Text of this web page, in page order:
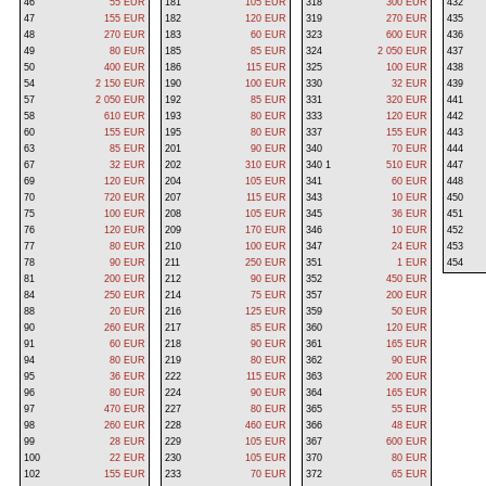
46
55 EUR
47
155 EUR
48
270 EUR
49
80 EUR
50
400 EUR
54
2 150 EUR
57
2 050 EUR
58
610 EUR
60
155 EUR
63
85 EUR
67
32 EUR
69
120 EUR
70
720 EUR
75
100 EUR
76
120 EUR
77
80 EUR
78
90 EUR
81
200 EUR
84
250 EUR
88
20 EUR
90
260 EUR
91
60 EUR
94
80 EUR
95
36 EUR
96
80 EUR
97
470 EUR
98
260 EUR
99
28 EUR
100
22 EUR
102
155 EUR
181
105 EUR
182
120 EUR
183
60 EUR
185
85 EUR
186
115 EUR
190
100 EUR
192
85 EUR
193
80 EUR
195
80 EUR
201
90 EUR
202
310 EUR
204
105 EUR
207
115 EUR
208
105 EUR
209
170 EUR
210
100 EUR
211
250 EUR
212
90 EUR
214
75 EUR
216
125 EUR
217
85 EUR
218
90 EUR
219
80 EUR
222
115 EUR
224
90 EUR
227
80 EUR
228
460 EUR
229
105 EUR
230
105 EUR
233
70 EUR
318
300 EUR
319
270 EUR
323
600 EUR
324
2 050 EUR
325
100 EUR
330
32 EUR
331
320 EUR
333
120 EUR
337
155 EUR
340
70 EUR
340 1
510 EUR
341
60 EUR
343
10 EUR
345
36 EUR
346
10 EUR
347
24 EUR
351
1 EUR
352
450 EUR
357
200 EUR
359
50 EUR
360
120 EUR
361
165 EUR
362
90 EUR
363
200 EUR
364
165 EUR
365
55 EUR
366
48 EUR
367
600 EUR
370
80 EUR
372
65 EUR
432
435
436
437
438
439
441
442
443
444
447
448
450
451
452
453
454